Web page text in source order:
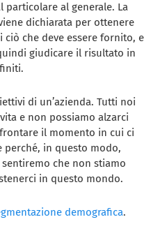
al generale. La
dichiarata per ottenere
che deve essere fornito, e
giudicare il risultato in
di un’azienda. Tutti noi
e non possiamo alzarci
il momento in cui ci
perché, in questo modo,
che non stiamo
in questo mondo.
demografica.